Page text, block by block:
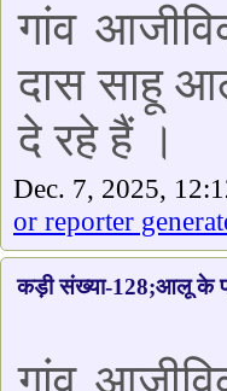
गांव
दास साहू
दे रहे हैं ।
Dec. 7, 2025,
or reporter
कड़ी संख्या-128;आलू के